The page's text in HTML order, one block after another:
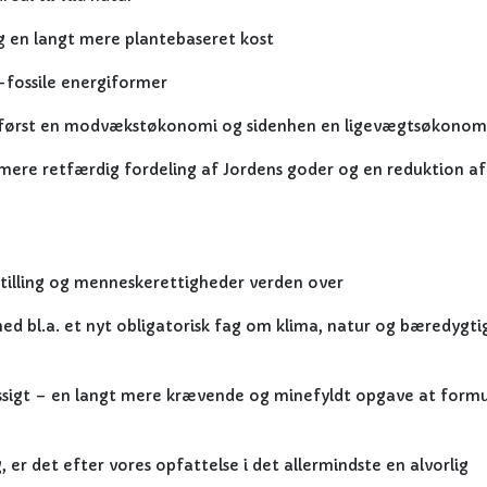
langt mere plantebaseret kost
energiformer
en modvækstøkonomi og sidenhen en
retfærdig fordeling af Jordens goder og en reduktion
og menneskerettigheder verden over
bl.a. et nyt obligatorisk fag om klima, natur og
– en langt mere krævende og minefyldt opgave at
er det efter vores opfattelse i det allermindste en alvorlig